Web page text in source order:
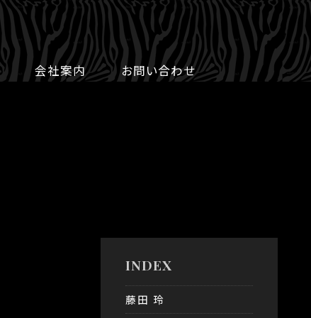
会社案内 お問い合わせ
INDEX
藤田 玲